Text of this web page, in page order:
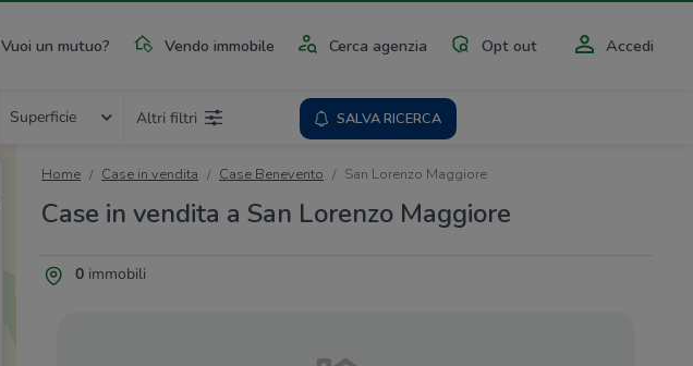
Vuoi un mutuo? Vendo immobile Cerca agenzia Opt out Accedi
Superficie Altri filtri SALVA RICERCA
Home Case in vendita Case Benevento San Lorenzo Maggiore
Case in vendita a San Lorenzo Maggiore
0immobili